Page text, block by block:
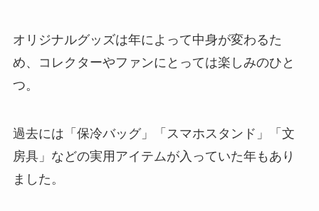
オリジナルグッズは年によって中身が変わるた
め、コレクターやファンにとっては楽しみのひと
つ。
過去には「保冷バッグ」「スマホスタンド」「文
房具」などの実用アイテムが入っていた年もあり
ました。